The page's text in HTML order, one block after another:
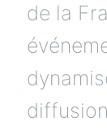
de la